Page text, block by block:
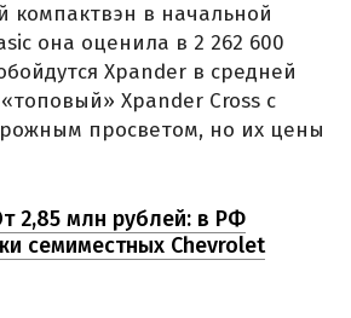
компактвэн в начальной
она оценила в 2 262 600
Xpander в средней
Xpander Cross с
просветом, но их цены
2,85 млн рублей: в РФ
семиместных Chevrolet